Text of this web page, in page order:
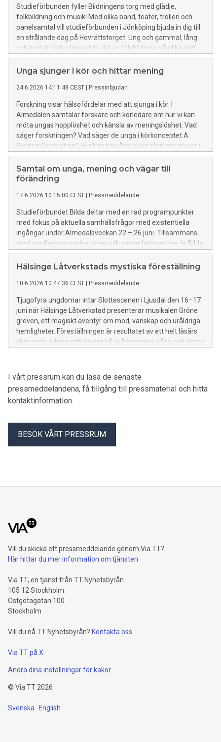
Studieförbunden fyller Bildningens torg med glädje,
folkbildning och musik! Med olika band, teater, trolleri och
panelsamtal vill studieförbunden i Jönköping bjuda in dig till
en strålande dag på Hovrättstorget. Ung och gammal, lång
och kort är välkomna att ta del av folkbildning på olika sätt.
Unga sjunger i kör och hittar mening
24.6.2026 14:11:48 CEST Pressinbjudan
Forskning visar hälsofördelar med att sjunga i kör. I
Almedalen samtalar forskare och körledare om hur vi kan
möta ungas hopplöshet och känsla av meningslöshet. Vad
säger forskningen? Vad säger de unga i körkonceptet A
Singing Generation? Hur kan körsång bli en starkare resurs i
vårt samhälle? Samtalet äger rum torsdag 25 juni 9:00 i
Vårdklockans kyrka och livesänds på webben.
Samtal om unga, mening och vägar till
förändring
17.6.2026 10:15:00 CEST Pressmeddelande
Studieförbundet Bilda deltar med en rad programpunkter
med fokus på aktuella samhällsfrågor med existentiella
ingångar under Almedalsveckan 22 – 26 juni. Tillsammans
med medlemsorganisationer och samarbetspartner är Bilda
medarrangör till seminarier, samtal och kulturprogram i
Vårdklockans kyrka och på den nya scenen Körsbärsdalen.
Hälsinge Låtverkstads mystiska föreställning
10.6.2026 10:47:36 CEST Pressmeddelande
Tjugofyra ungdomar intar Slottescenen i Ljusdal den 16–17
juni när Hälsinge Låtverkstad presenterar musikalen Gröne
greven, ett magiskt äventyr om mod, vänskap och uråldriga
hemligheter. Föreställningen är resultatet av ett helt läsårs
skapande arbete och bjuder på skådespeleri, sång och dans i
I vårt pressrum kan du läsa de senaste
pressmeddelandena, få tillgång till pressmaterial och hitta
kontaktinformation.
BESÖK VÅRT PRESSRUM
Vill du skicka ett pressmeddelande genom Via TT?
Här hittar du mer information om tjänsten
Via TT, en tjänst från TT Nyhetsbyrån
105 12 Stockholm
Östgötagatan 100
Stockholm
Vill du nå TT Nyhetsbyrån? Kontakta oss
Via TT på X
Ändra dina inställningar för kakor
© Via TT 2026
Svenska English